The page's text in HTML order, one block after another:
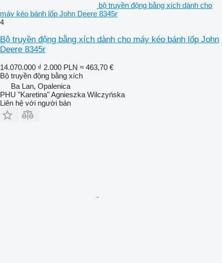
bộ truyền động bằng xích dành cho
máy kéo bánh lốp John Deere 8345r
4
Bộ truyền động bằng xích dành cho máy kéo bánh lốp John
Deere 8345r
14.070.000 ₫ 2.000 PLN ≈ 463,70 €
Bộ truyền động bằng xích
Ba Lan, Opalenica
PHU "Karetina" Agnieszka Wilczyńska
Liên hệ với người bán